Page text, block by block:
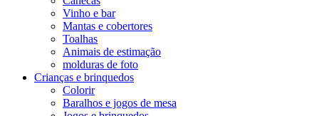
Vinho e bar
Mantas e cobertores
Toalhas
Animais de estimação
molduras de foto
Crianças e brinquedos
Colorir
Baralhos e jogos de mesa